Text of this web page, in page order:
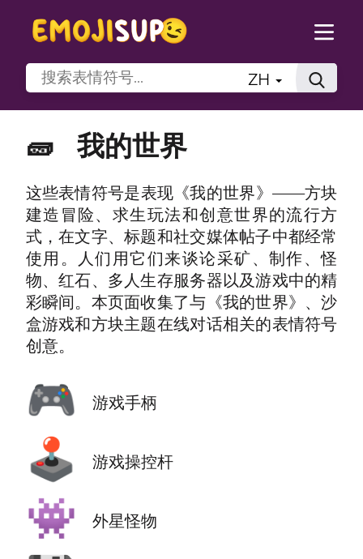
ZH
🧱 我的世界
这些表情符号是表现《我的世界》——方块
建造冒险、求生玩法和创意世界的流行方
式，在文字、标题和社交媒体帖子中都经常
使用。人们用它们来谈论采矿、制作、怪
物、红石、多人生存服务器以及游戏中的精
彩瞬间。本页面收集了与《我的世界》、沙
盒游戏和方块主题在线对话相关的表情符号
创意。
🎮 游戏手柄
🕹️ 游戏操控杆
👾 外星怪物